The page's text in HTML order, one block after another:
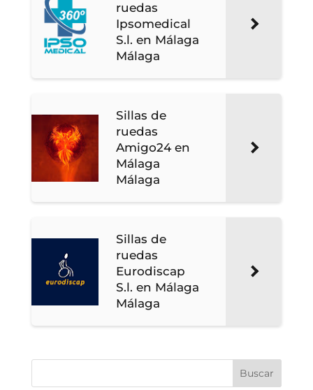
ruedas
Ipsomedical
S.l. en Málaga
Málaga
Sillas de
ruedas
Amigo24 en
Málaga
Málaga
Sillas de
ruedas
Eurodiscap
S.l. en Málaga
Málaga
Buscar